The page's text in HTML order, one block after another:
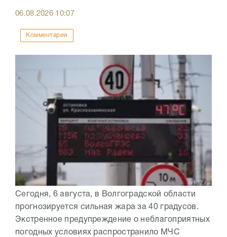
06.08.2026 10:07
Комментарии
Сегодня, 6 августа, в Волгоградской области
прогнозируется сильная жара за 40 градусов.
Экстренное предупреждение о неблагоприятных
погодных условиях распространило МЧС